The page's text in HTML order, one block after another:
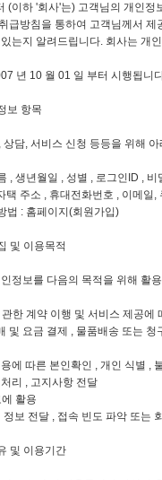
(이하 '회사'는) 고객님의 개인
급방침을 통하여 고객님께서
는지 알려드립니다. 회사는 개
년 10 월 01 일 부터 시행됩니
보 항목
상담, 서비스 신청 등등을 위해
, 생년월일 , 성별 , 로그인ID , 비
택 주소 , 휴대전화번호 , 이메일,
법 : 홈페이지(회원가입)
및 이용목적
정보를 다음의 목적을 위해 활
한 계약 이행 및 서비스 제공에
및 요금 결제 , 물품배송 또는
에 따른 본인확인 , 개인 식별 ,
리 , 고지사항 전달
활용
정보 전달 , 접속 빈도 파악 또는
및 이용기간